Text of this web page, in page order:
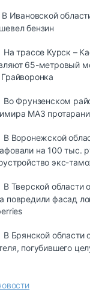
В Ивановской
бензин
На трассе Курск –
65-метровый
Во Фрунзенском
МАЗ
В Воронежской
на 100 тыс.
экс-
В Тверской области
повредили фасад
В Брянской области
погубившего